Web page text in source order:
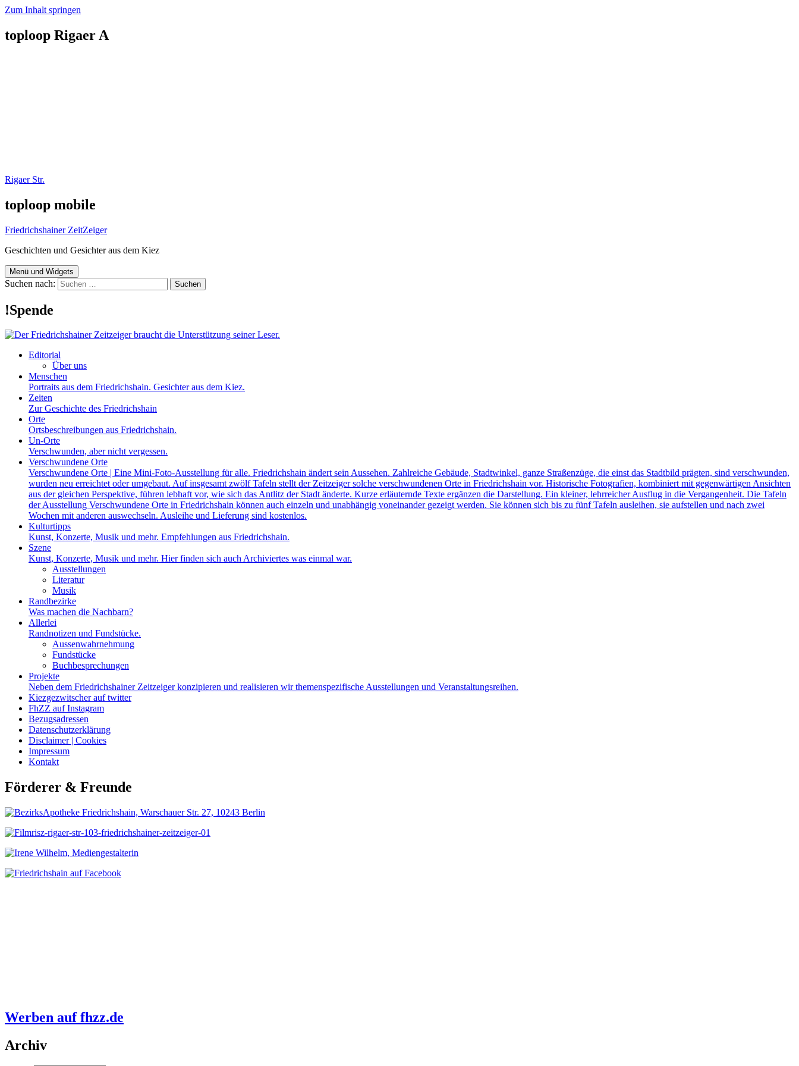
Zum Inhalt springen
toploop Rigaer A
Rigaer Str.
toploop mobile
Friedrichshainer ZeitZeiger
Geschichten und Gesichter aus dem Kiez
Menü und Widgets
Suchen nach:
!Spende
Editorial
Über uns
Menschen
Portraits aus dem Friedrichshain. Gesichter aus dem Kiez.
Zeiten
Zur Geschichte des Friedrichshain
Orte
Ortsbeschreibungen aus Friedrichshain.
Un-Orte
Verschwunden, aber nicht vergessen.
Verschwundene Orte
Verschwundene Orte | Eine Mini-Foto-Ausstellung für alle. Friedrichshain ändert sein Aussehen. Zahlreiche Gebäude, Stadtwinkel, ganze Straßenzüge, die einst das Stadtbild prägten, sind verschwunden,
wurden neu erreichtet oder umgebaut. Auf insgesamt zwölf Tafeln stellt der Zeitzeiger solche verschwundenen Orte in Friedrichshain vor. Historische Fotografien, kombiniert mit gegenwärtigen Ansichten
aus der gleichen Perspektive, führen lebhaft vor, wie sich das Antlitz der Stadt änderte. Kurze erläuternde Texte ergänzen die Darstellung. Ein kleiner, lehrreicher Ausflug in die Vergangenheit. Die Tafeln
der Ausstellung Verschwundene Orte in Friedrichshain können auch einzeln und unabhängig voneinander gezeigt werden. Sie können sich bis zu fünf Tafeln ausleihen, sie aufstellen und nach zwei
Wochen mit anderen auswechseln. Ausleihe und Lieferung sind kostenlos.
Kulturtipps
Kunst, Konzerte, Musik und mehr. Empfehlungen aus Friedrichshain.
Szene
Kunst, Konzerte, Musik und mehr. Hier finden sich auch Archiviertes was einmal war.
Ausstellungen
Literatur
Musik
Randbezirke
Was machen die Nachbarn?
Allerlei
Randnotizen und Fundstücke.
Aussenwahrnehmung
Fundstücke
Buchbesprechungen
Projekte
Neben dem Friedrichshainer Zeitzeiger konzipieren und realisieren wir themenspezifische Ausstellungen und Veranstaltungsreihen.
Kiezgezwitscher auf twitter
FhZZ auf Instagram
Bezugsadressen
Datenschutzerklärung
Disclaimer | Cookies
Impressum
Kontakt
Förderer & Freunde
Werben auf fhzz.de
Archiv